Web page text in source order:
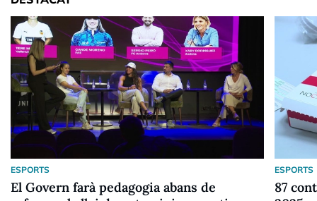
ESPORTS
El Govern farà pedagogia abans de
ESPORTS
87